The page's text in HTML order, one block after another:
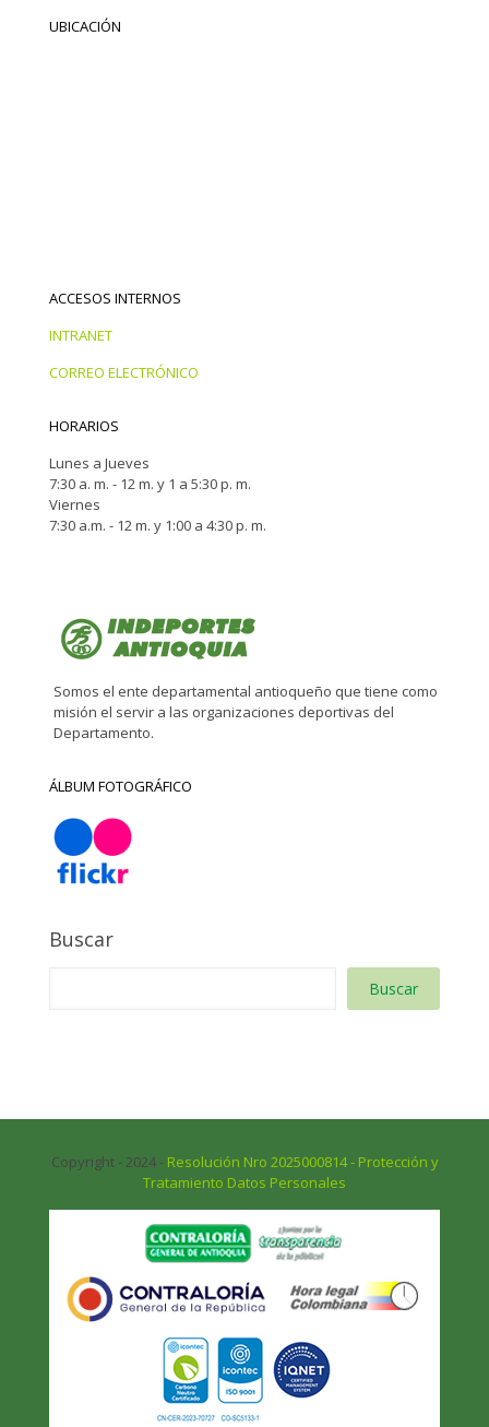
UBICACIÓN
ACCESOS INTERNOS
INTRANET
CORREO ELECTRÓNICO
HORARIOS
Lunes a Jueves
7:30 a. m. - 12 m. y 1 a 5:30 p. m.
Viernes
7:30 a.m. - 12 m. y 1:00 a 4:30 p. m.
Somos el ente departamental antioqueño que tiene como
misión el servir a las organizaciones deportivas del
Departamento.
ÁLBUM FOTOGRÁFICO
Buscar
Buscar
Copyright - 2024 - Resolución Nro 2025000814 - Protección y
Tratamiento Datos Personales